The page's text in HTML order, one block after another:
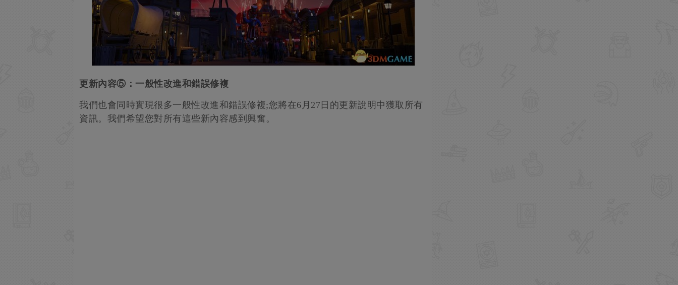
更新內容⑤：一般性改進和錯誤修複
我們也會同時實現很多一般性改進和錯誤修複;您將在6月27日的更新說明中獲取所有
資訊。我們希望您對所有這些新內容感到興奮。